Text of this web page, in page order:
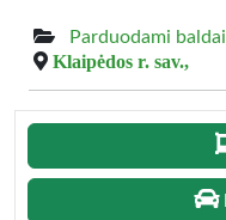
Parduodami baldai
Klaipėdos r. sav.,